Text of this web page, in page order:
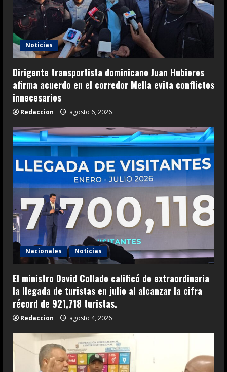
Noticias
Dirigente transportista dominicano Juan Hubieres
afirma acuerdo en el corredor Mella evita conflictos
innecesarios
Redaccion agosto 6, 2026
Nacionales Noticias
El ministro David Collado calificó de extraordinaria
la llegada de turistas en julio al alcanzar la cifra
récord de 921,718 turistas.
Redaccion agosto 4, 2026